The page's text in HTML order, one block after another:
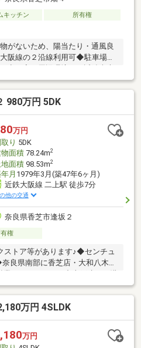
キッチン
所有権
がないため、陽当たり・通風良
阪線の２沿線利用可◆駐車場１
鉄大阪線／二上駅 徒歩１４
トラ香芝店 約７８０ｍ 徒歩
徒歩４分・ファミリーマート
徒歩１４分
980万円 5DK
万円
り 5DK
面積78.24m2
地面積98.53m2
月 1979年3月(築47年6ヶ月)
近鉄大阪線 二上駅 徒歩7分
他の交通
奈良県香芝市逢坂２
権
ストア等があります♪◆センチュ
良県南部に香芝店・大和八木店
談やお見積り、プランニングに
わせた住まいづくりをサポート
ットワークと情報力を活かし、
安心して進めていただけるよう
くりに関することなら何でもお
万円 4SLDK
万円